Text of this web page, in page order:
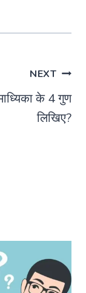
NEXT
के 4 गुण
लिखिए?